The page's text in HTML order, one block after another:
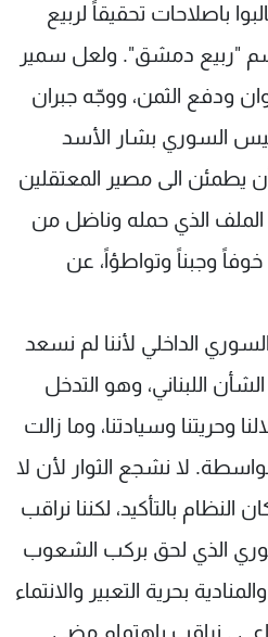
باصلاحات تحقيقاً لربيع
"ربيع دمشق". ولعل سمير
ودفع الثمن، ووجّه جبران
السوري بشار الأسد
الى مصير المعتقلين
الملف الذي حمله وناضل من
خوفاً وجبناً وتواطؤاً، عن
الداخلي لأننا لم نسعد
اللبناني، وهو التدخل
وحريتنا وسيادتنا، وما زالت
لا نشجع الثوار لأن لا
النظام بالتأكيد، لكننا نراقب
الذي لحق بركب الشعوب
بحرية التعبير والانتماء
وظائف
تواصل معنا
شروط الإسـتخدام
سياسة الخصوصية